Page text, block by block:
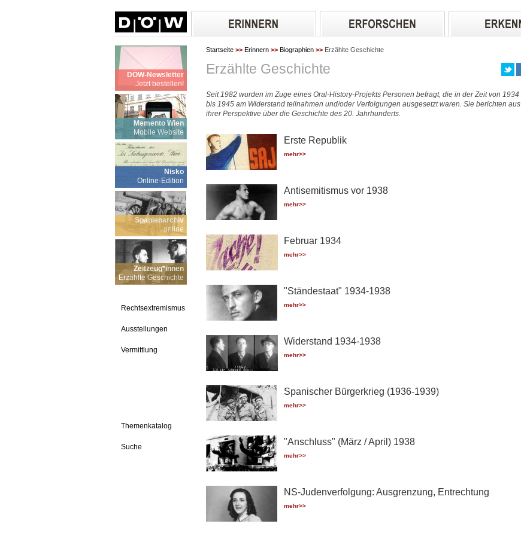
DÖW-Newsletter
Jetzt bestellen!
Memento Wien
Mobile Website
Nisko
Online-Edition
Spanienarchiv
online
Zeitzeug*innen
Erzählte Geschichte
Rechtsextremismus
Ausstellungen
Vermittlung
Themenkatalog
Suche
Startseite >> Erinnern >> Biographien >> Erzählte Geschichte
Erzählte Geschichte
Seit 1982 wurden im Zuge eines Oral-History-Projekts Personen befragt, die in der Zeit von 1934
bis 1945 am Widerstand teilnahmen und/oder Verfolgungen ausgesetzt waren. Sie berichten aus
ihrer Perspektive über die Geschichte des 20. Jahrhunderts.
Erste Republik
mehr>>
Antisemitismus vor 1938
mehr>>
Februar 1934
mehr>>
"Ständestaat" 1934-1938
mehr>>
Widerstand 1934-1938
mehr>>
Spanischer Bürgerkrieg (1936-1939)
mehr>>
"Anschluss" (März / April) 1938
mehr>>
NS-Judenverfolgung: Ausgrenzung, Entrechtung
mehr>>